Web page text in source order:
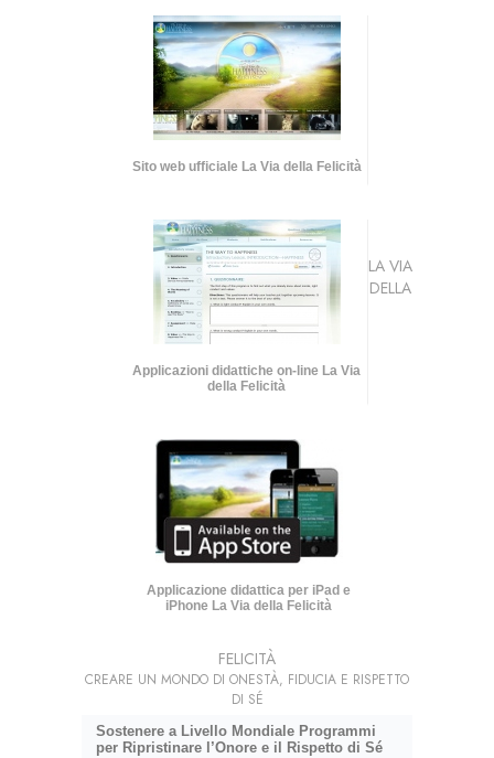
Sito web ufficiale La Via della Felicità
Applicazioni didattiche on-line La Via
della Felicità
Applicazione didattica per iPad e
iPhone La Via della Felicità
LA VIA
DELLA
FELICITÀ
CREARE UN MONDO DI ONESTÀ, FIDUCIA E RISPETTO
DI SÉ
Sostenere a Livello Mondiale Programmi
per Ripristinare l’Onore e il Rispetto di Sé